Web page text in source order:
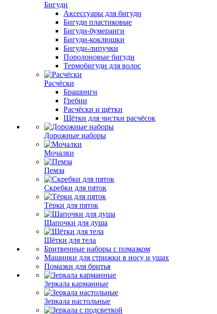
Бигуди
Аксессуары для бигуди
Бигуди пластиковые
Бигуди-бумеранги
Бигуди-коклюшки
Бигуди-липучки
Поролоновые бигуди
Термобигуди для волос
Расчёски
Брашинги
Гребни
Расчёски и щётки
Щётки для чистки расчёсок
Дорожные наборы
Мочалки
Пемза
Скребки для пяток
Тёрки для пяток
Шапочки для душа
Щётки для тела
Бритвенные наборы с помазком
Машинки для стрижки в носу и ушах
Помазки для бритья
Зеркала карманные
Зеркала настольные